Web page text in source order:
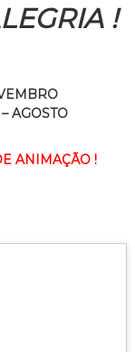
!
AGOSTO
ANIMAÇÃO !